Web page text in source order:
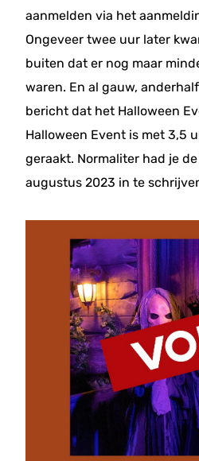
aanmelden via het
Ongeveer twee uur later
buiten dat er nog maar
waren. En al gauw,
bericht dat het Halloween
Halloween Event is met 3,5
geraakt. Normaliter had je
augustus 2023 in te